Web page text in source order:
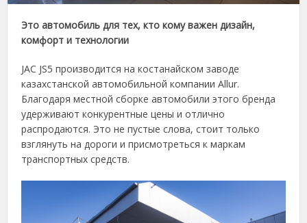
Это автомобиль для тех, кто кому важен дизайн,
комфорт и технологии
JAC JS5 производится на костанайском заводе
казахстанской автомобильной компании Allur.
Благодаря местной сборке автомобили этого бренда
удерживают конкурентные цены и отлично
распродаются. Это не пустые слова, стоит только
взглянуть на дороги и присмотреться к маркам
транспортных средств.